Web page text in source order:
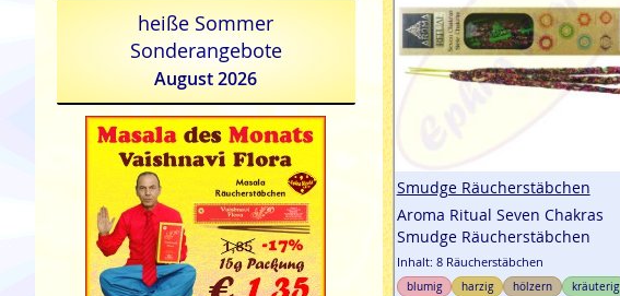
Smudge Räucherstäbchen
Aroma Ritual Seven Chakras
Smudge Räucherstäbchen
Inhalt: 8 Räucherstäbchen
blumig harzig hölzern kräuterig
heiße Sommer
Sonderangebote
August 2026